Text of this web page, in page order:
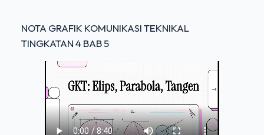
NOTA GRAFIK KOMUNIKASI TEKNIKAL
TINGKATAN 4 BAB 5